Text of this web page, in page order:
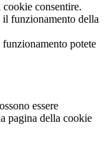
cookie consentire.
il funzionamento della
potete
essere
pagina della cookie